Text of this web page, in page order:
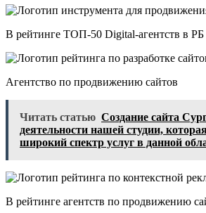
В рейтинге ТОП-50 Digital-агентств в РБ
Агентство по продвижению сайтов
Читать статью Создание сайта
деятельности нашей студии,
широкий спектр услуг в данной
В рейтинге агентств по продвижению